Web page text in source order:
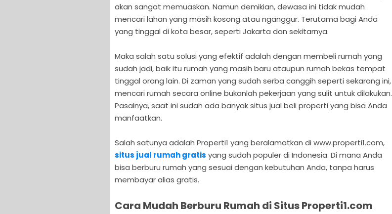
akan sangat memuaskan. Namun demikian, dewasa ini tidak mudah
mencari lahan yang masih kosong atau nganggur. Terutama bagi Anda
yang tinggal di kota besar, seperti Jakarta dan sekitarnya.
Maka salah satu solusi yang efektif adalah dengan membeli rumah yang
sudah jadi, baik itu rumah yang masih baru ataupun rumah bekas tempat
tinggal orang lain. Di zaman yang sudah serba canggih seperti sekarang ini,
mencari rumah secara online bukanlah pekerjaan yang sulit untuk dilakukan.
Pasalnya, saat ini sudah ada banyak situs jual beli properti yang bisa Anda
manfaatkan.
Salah satunya adalah Properti1 yang beralamatkan di www.properti1.com,
situs jual rumah gratis yang sudah populer di Indonesia. Di mana Anda
bisa berburu rumah yang sesuai dengan kebutuhan Anda, tanpa harus
membayar alias gratis.
Cara Mudah Berburu Rumah di Situs Properti1.com